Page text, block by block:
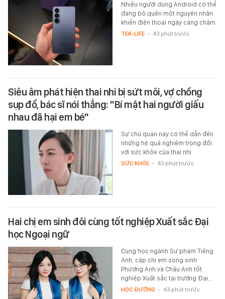
Nhiều người dùng Android có thể
đang bỏ quên một nguyên nhân
khiến điện thoại ngày càng chậm.
TEK-LIFE - 43 phút trước
Siêu âm phát hiện thai nhi bị sứt môi, vợ chồng
sụp đổ, bác sĩ nói thẳng: "Bí mật hai người giấu
nhau đã hại em bé"
Sự chủ quan này có thể dẫn đến
những hệ quả nghiêm trọng đối
với sức khỏe của thai nhi.
SỨC KHỎE - 43 phút trước
Hai chị em sinh đôi cùng tốt nghiệp Xuất sắc Đại
học Ngoại ngữ
Cùng học ngành Sư phạm Tiếng
Anh, cặp chị em song sinh
Phương Anh và Châu Anh tốt
nghiệp Xuất sắc tại trường Đại…
HỌC ĐƯỜNG - 43 phút trước